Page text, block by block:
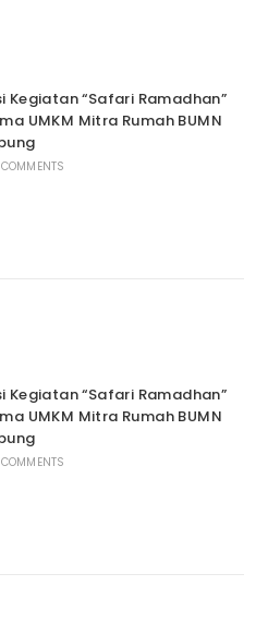
Kegiatan “Safari Ramadhan”
UMKM Mitra Rumah BUMN
Kegiatan “Safari Ramadhan”
UMKM Mitra Rumah BUMN